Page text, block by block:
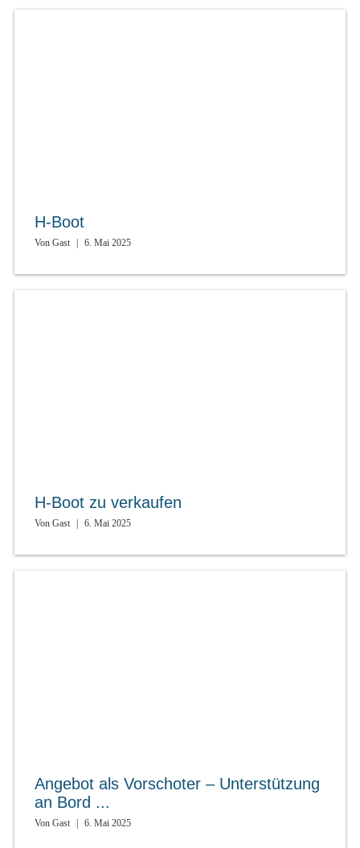
H-Boot
Von Gast 6. Mai 2025
H-Boot zu verkaufen
Von Gast 6. Mai 2025
Angebot als Vorschoter – Unterstützung
an Bord ...
Von Gast | 6. Mai 2025